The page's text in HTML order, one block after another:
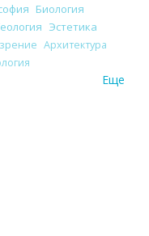
Биология
Эстетика
Архитектура
Еще